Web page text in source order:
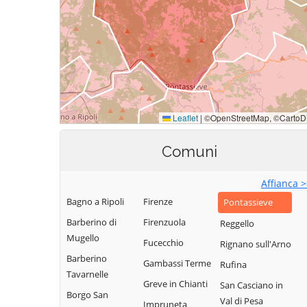
Comuni
Affianca
Bagno a Ripoli
Barberino di
Mugello
Barberino
Tavarnelle
Borgo San
Firenze
Firenzuola
Fucecchio
Gambassi Terme
Greve in Chianti
Impruneta
Pontassieve
Reggello
Rignano sull'Arno
Rufina
San Casciano in
Val di Pesa